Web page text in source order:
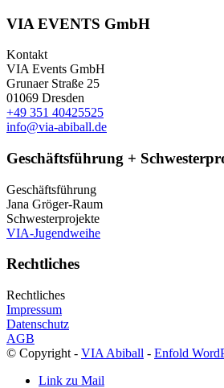
VIA EVENTS GmbH
Kontakt
VIA Events GmbH
Grunaer Straße 25
01069 Dresden
+49 351 40425525
info@via-abiball.de
Geschäftsführung +
Geschäftsführung
Jana Gröger-Raum
Schwesterprojekte
VIA-Jugendweihe
Rechtliches
Rechtliches
Impressum
Datenschutz
AGB
© Copyright - VIA Abiball - Enfold
Link zu Mail